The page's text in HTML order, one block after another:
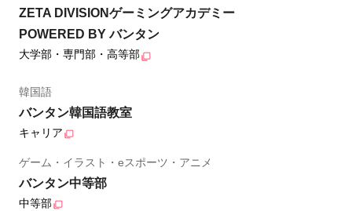
ZETA DIVISIONゲーミングアカデミー
POWERED BY バンタン
大学部・専門部・高等部
韓国語
バンタン韓国語教室
キャリア
ゲーム・イラスト・eスポーツ・アニメ
バンタン中等部
中等部